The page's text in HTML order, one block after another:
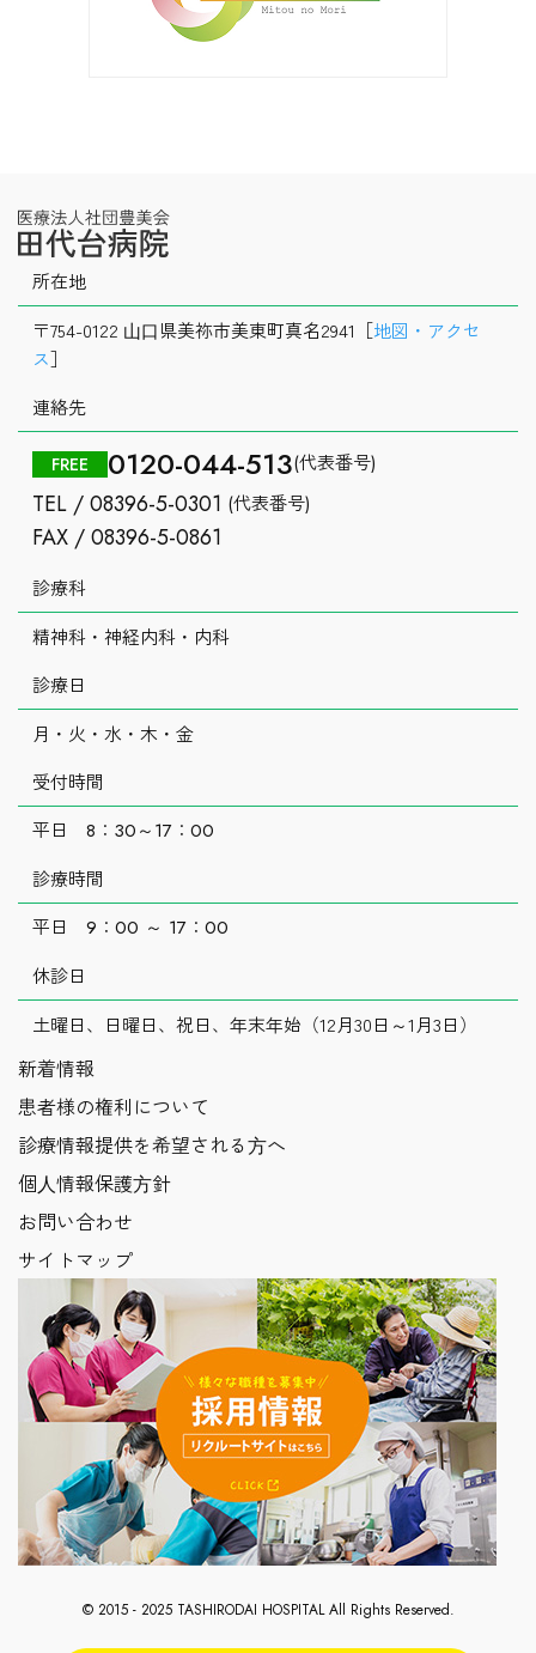
所在地
〒754-0122 ⼭⼝県美祢市美東町真名2941［地図・アクセ
ス］
連絡先
FREE 0120-044-513(代表番号)
TEL / 08396-5-0301 (代表番号)
FAX / 08396-5-0861
診療科
精神科・神経内科・内科
診療日
月・火・水・木・金
受付時間
平日 8：30～17：00
診療時間
平日 9：00 ～ 17：00
休診日
土曜日、日曜日、祝日、年末年始（12月30日～1月3日）
新着情報
患者様の権利について
診療情報提供を希望される⽅へ
個⼈情報保護⽅針
お問い合わせ
サイトマップ
© 2015 - 2025 TASHIRODAI HOSPITAL All Rights Reserved.